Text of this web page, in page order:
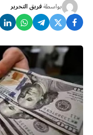
بواسطةفريق التحرير